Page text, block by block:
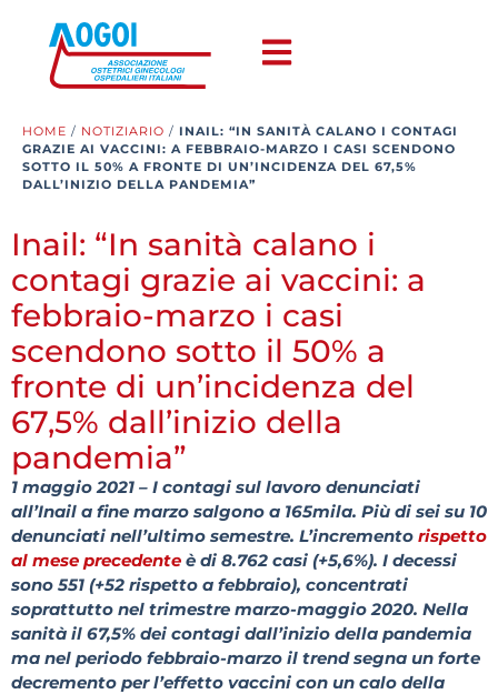
HOME / NOTIZIARIO / INAIL: “IN SANITÀ CALANO I CONTAGI
GRAZIE AI VACCINI: A FEBBRAIO-MARZO I CASI SCENDONO
SOTTO IL 50% A FRONTE DI UN’INCIDENZA DEL 67,5%
DALL’INIZIO DELLA PANDEMIA”
Inail: “In sanità calano i
contagi grazie ai vaccini: a
febbraio-marzo i casi
scendono sotto il 50% a
fronte di un’incidenza del
67,5% dall’inizio della
pandemia”
1 maggio 2021 – I contagi sul lavoro denunciati
all’Inail a fine marzo salgono a 165mila. Più di sei su 10
denunciati nell’ultimo semestre. L’incremento rispetto
al mese precedente è di 8.762 casi (+5,6%). I decessi
sono 551 (+52 rispetto a febbraio), concentrati
soprattutto nel trimestre marzo-maggio 2020. Nella
sanità il 67,5% dei contagi dall’inizio della pandemia
ma nel periodo febbraio-marzo il trend segna un forte
decremento per l’effetto vaccini con un calo della